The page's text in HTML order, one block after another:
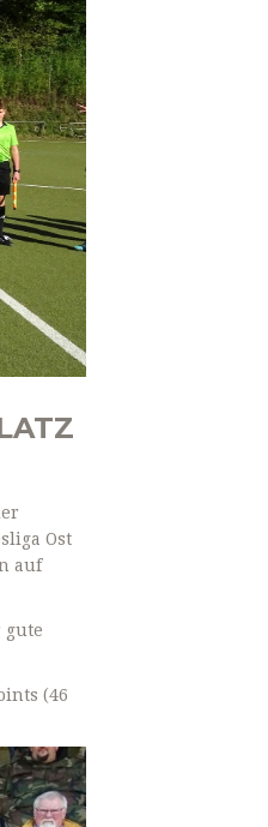
Ost
auf
gute
(46